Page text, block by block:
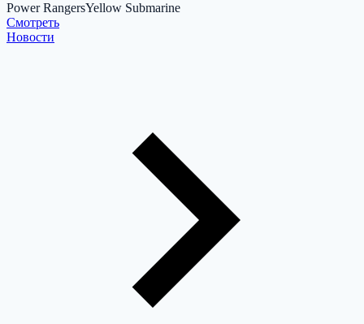
Power RangersYellow Submarine
Cмотреть
Новости